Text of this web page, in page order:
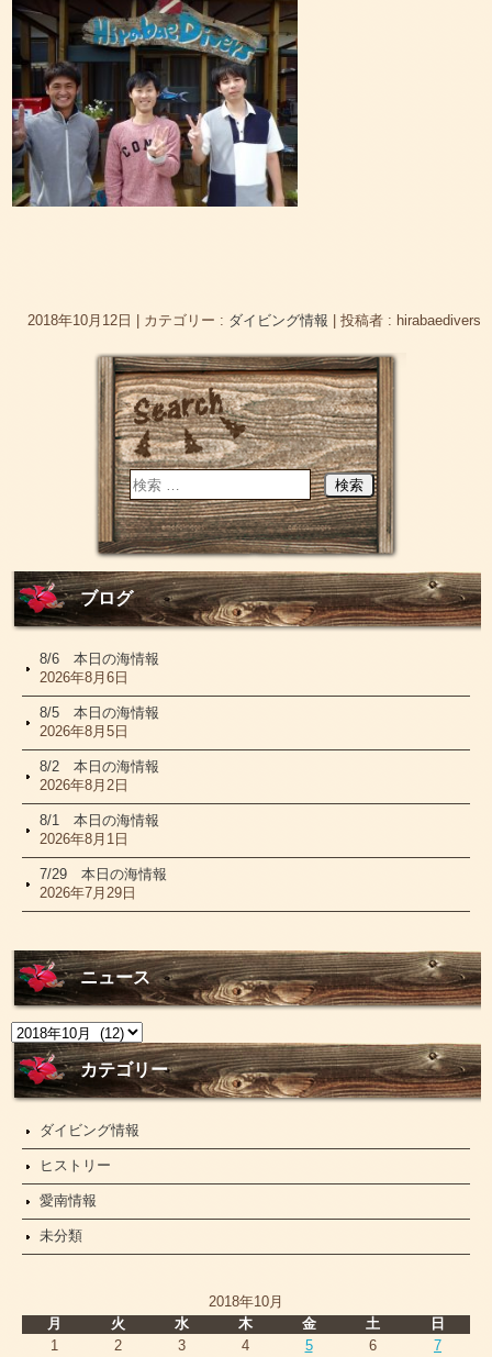
2018年10月12日 カテゴリー : ダイビング情報 投稿者 : hirabaedivers
ブログ
8/6 本日の海情報
2026年8月6日
8/5 本日の海情報
2026年8月5日
8/2 本日の海情報
2026年8月2日
8/1 本日の海情報
2026年8月1日
7/29 本日の海情報
2026年7月29日
ニュース
ニ
ュ
ー
カテゴリー
ダイビング情報
ヒストリー
愛南情報
未分類
2018年10月
月
火 水 木 金 土
日
1
2 3 4 5 6 7